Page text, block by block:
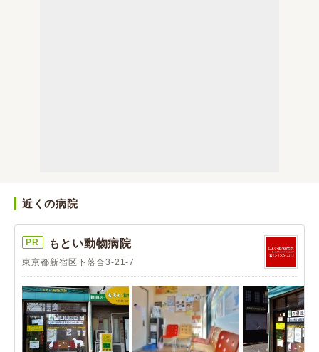
近くの病院
PR もとい動物病院
東京都新宿区下落合3-21-7